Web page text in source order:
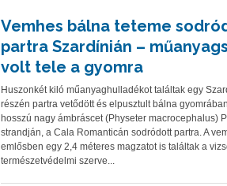
Vemhes bálna teteme
partra Szardínián –
volt tele a gyomra
Huszonkét kiló műanyaghulladékot találtak egy
részén partra vetődött és elpusztult bálna
hosszú nagy ámbráscet (Physeter macrocephalus)
strandján, a Cala Romanticán sodródott partra. A
emlősben egy 2,4 méteres magzatot is találtak a
természetvédelmi szerve...